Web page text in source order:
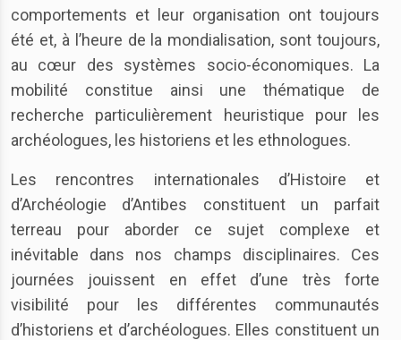
comportements et leur organisation ont toujours
été et, à l’heure de la mondialisation, sont toujours,
au cœur des systèmes socio-économiques. La
mobilité constitue ainsi une thématique de
recherche particulièrement heuristique pour les
archéologues, les historiens et les ethnologues.
Les rencontres internationales d’Histoire et
d’Archéologie d’Antibes constituent un parfait
terreau pour aborder ce sujet complexe et
inévitable dans nos champs disciplinaires. Ces
journées jouissent en effet d’une très forte
visibilité pour les différentes communautés
d’historiens et d’archéologues. Elles constituent un